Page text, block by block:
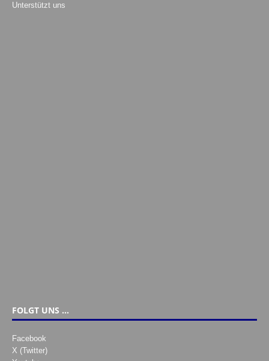
Unterstützt uns
FOLGT UNS …
Facebook
X (Twitter)